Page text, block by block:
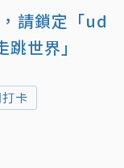
請鎖定「ud
世界」
卡